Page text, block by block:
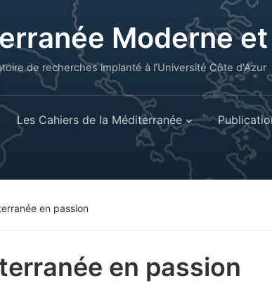
Moderne
de recherches implanté à l’Université Côte d'Azur
Les Cahiers de la Méditerranée
en passion
en passion